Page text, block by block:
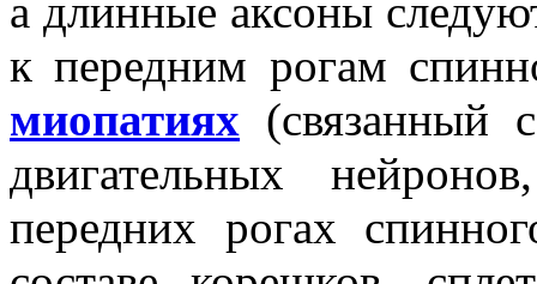
а длинные аксоны
к передним рогам
миопатиях (связанный
двигательных
передних рогах